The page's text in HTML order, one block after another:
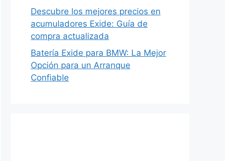
Descubre los mejores precios en
acumuladores Exide: Guía de
compra actualizada
Batería Exide para BMW: La Mejor
Opción para un Arranque
Confiable